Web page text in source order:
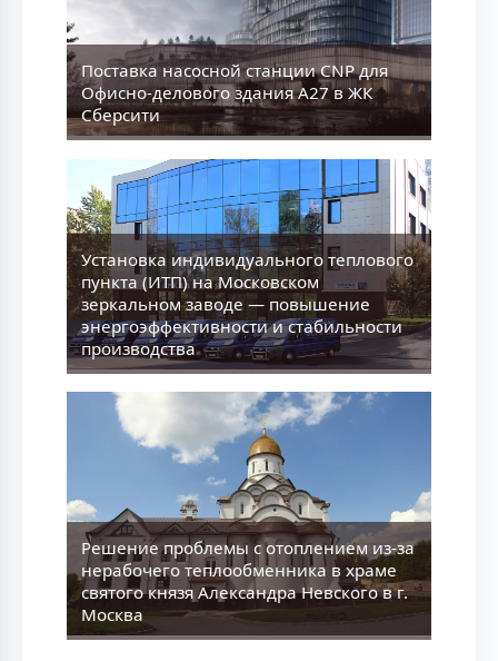
Поставка насосной станции CNP для
Офисно-делового здания А27 в ЖК
Сберсити
Установка индивидуального теплового
пункта (ИТП) на Московском
зеркальном заводе — повышение
энергоэффективности и стабильности
производства
Решение проблемы с отоплением из-за
нерабочего теплообменника в храме
святого князя Александра Невского в г.
Москва